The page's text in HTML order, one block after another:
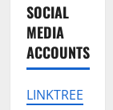
SOCIAL
MEDIA
ACCOUNTS
LINKTREE